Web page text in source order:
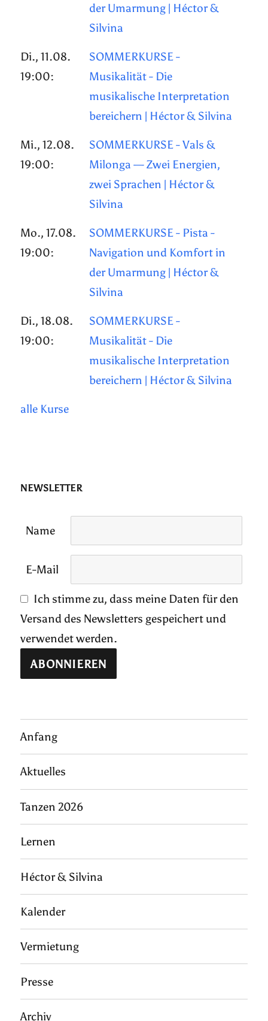
der Umarmung | Héctor &
Silvina
Di., 11.08.
19:00:
SOMMERKURSE -
Musikalität - Die
musikalische Interpretation
bereichern | Héctor & Silvina
Mi., 12.08.
19:00:
SOMMERKURSE - Vals &
Milonga — Zwei Energien,
zwei Sprachen | Héctor &
Silvina
Mo., 17.08.
19:00:
SOMMERKURSE - Pista -
Navigation und Komfort in
der Umarmung | Héctor &
Silvina
Di., 18.08.
19:00:
SOMMERKURSE -
Musikalität - Die
musikalische Interpretation
bereichern | Héctor & Silvina
alle Kurse
NEWSLETTER
Name
E-Mail
Ich stimme zu, dass meine Daten für den
Versand des Newsletters gespeichert und
verwendet werden.
Anfang
Aktuelles
Tanzen 2026
Lernen
Héctor & Silvina
Kalender
Vermietung
Presse
Archiv